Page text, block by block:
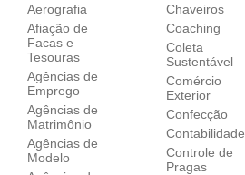
Aerografia
Afiação de
Facas e
Tesouras
Agências de
Emprego
Agências de
Matrimônio
Agências de
Modelo
Chaveiros
Coaching
Coleta
Sustentável
Comércio
Exterior
Confecção
Contabilidade
Controle de
Pragas